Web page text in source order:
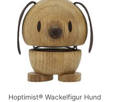
Hoptimist® Wackelfigur Hund